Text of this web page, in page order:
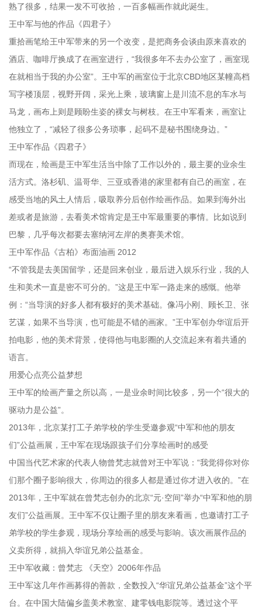
熟了很多，结果一发不可收拾，一百多幅画作就此诞生。
王中军与他的作品《四君子》
重拾画笔给王中军带来的另一个改变，是把商务会谈由原来喜欢的
酒店、咖啡厅换成了在画室进行，“我很多年不去办公室了，画室现
在就相当于我的办公室”。王中军的画室位于北京CBD地区某幢高档
写字楼顶层，视野开阔，采光上乘，玻璃窗上是川流不息的车水与
马龙，画布上则是顾盼生姿的裸女与树枝。在王中军看来，画室让
他独立了，“减轻了很多公务琐事，起码不是秘书围绕身边。”
王中军作品《四君子》
而现在，绘画是王中军生活当中除了工作以外的，最主要的业余生
活方式。洛杉矶、温哥华、三亚或香港的家里都有自己的画室，在
感受当地的风土人情后，吸取养分后创作绘画作品。如果到海外出
差或者是旅游，去看美术馆肯定是王中军最重要的事情。比如说到
巴黎，几乎每次都要去塞纳河左岸的奥赛美术馆。
王中军作品《古柏》布面油画 2012
“不管我是去美国留学，还是回来创业，最后进入娱乐行业，我的人
生和美术一直是密不可分的。”这是王中军一路走来的感慨。他举
例：“当导演的好多人都有极好的美术基础。像冯小刚、顾长卫、张
艺谋，如果不当导演，也可能是不错的画家。”王中军创办华谊后开
拍电影，他的美术背景，使得他与电影圈的人交流起来有着共通的
语言。
用爱心点亮公益梦想
王中军的绘画产量之所以高，一是业余时间比较多，另一个“很大的
驱动力是公益”。
2013年，北京某打工子弟学校的学生受邀参观“中军和他的朋友
们”公益画展，王中军在现场跟孩子们分享绘画时的感受
中国当代艺术家的代表人物曾梵志就曾对王中军说：“我觉得你对你
们那个圈子影响很大，你周边的很多人都是通过你才进入收的。”在
2013年，王中军就在曾梵志创办的北京“元·空间”举办“中军和他的朋
友们”公益画展。王中军不仅让圈子里的朋友来看画，也邀请打工子
弟学校的学生参观，现场分享绘画的感受与影响。该次画展作品的
义卖所得，就捐入华谊兄弟公益基金。
王中军收藏：曾梵志 《天空》2006年作品
王中军这几年作画募得的善款，全数投入“华谊兄弟公益基金”这个平
台。在中国大陆偏乡盖美术教室、建零钱电影院等。透过这个平